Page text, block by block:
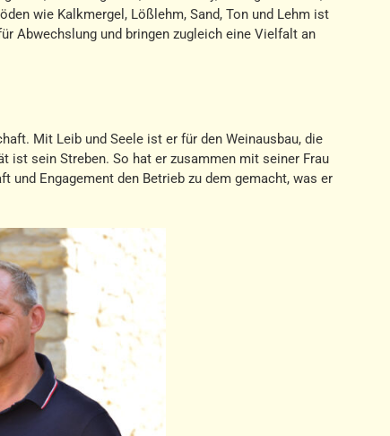
wie Kalkmergel, Lößlehm, Sand, Ton und Lehm ist
Abwechslung und bringen zugleich eine Vielfalt an
Mit Leib und Seele ist er für den Weinausbau, die
ist sein Streben. So hat er zusammen mit seiner Frau
Engagement den Betrieb zu dem gemacht, was er